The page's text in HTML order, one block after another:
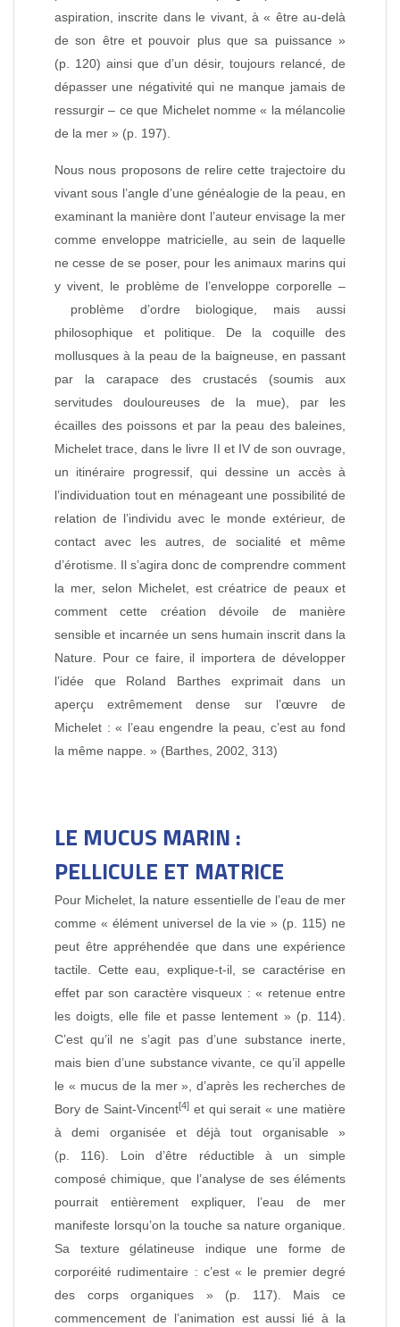
aspiration, inscrite dans le vivant, à « être au‑delà
de son être et pouvoir plus que sa puissance »
(p. 120) ainsi que d’un désir, toujours relancé, de
dépasser une négativité qui ne manque jamais de
ressurgir – ce que Michelet nomme « la mélancolie
de la mer » (p. 197).
Nous nous proposons de relire cette trajectoire du
vivant sous l’angle d’une généalogie de la peau, en
examinant la manière dont l’auteur envisage la mer
comme enveloppe matricielle, au sein de laquelle
ne cesse de se poser, pour les animaux marins qui
y vivent, le problème de l’enveloppe corporelle –
problème d’ordre biologique, mais aussi
philosophique et politique. De la coquille des
mollusques à la peau de la baigneuse, en passant
par la carapace des crustacés (soumis aux
servitudes douloureuses de la mue), par les
écailles des poissons et par la peau des baleines,
Michelet trace, dans le livre II et IV de son ouvrage,
un itinéraire progressif, qui dessine un accès à
l’individuation tout en ménageant une possibilité de
relation de l’individu avec le monde extérieur, de
contact avec les autres, de socialité et même
d’érotisme. Il s’agira donc de comprendre comment
la mer, selon Michelet, est créatrice de peaux et
comment cette création dévoile de manière
sensible et incarnée un sens humain inscrit dans la
Nature. Pour ce faire, il importera de développer
l’idée que Roland Barthes exprimait dans un
aperçu extrêmement dense sur l’œuvre de
Michelet : « l’eau engendre la peau, c’est au fond
la même nappe. » (Barthes, 2002, 313)
LE MUCUS MARIN :
PELLICULE ET MATRICE
Pour Michelet, la nature essentielle de l’eau de mer
comme « élément universel de la vie » (p. 115) ne
peut être appréhendée que dans une expérience
tactile. Cette eau, explique‑t‑il, se caractérise en
effet par son caractère visqueux : « retenue entre
les doigts, elle file et passe lentement » (p. 114).
C’est qu’il ne s’agit pas d’une substance inerte,
mais bien d’une substance vivante, ce qu’il appelle
le « mucus de la mer », d’après les recherches de
Bory de Saint‑Vincent[4]et qui serait « une matière
à demi organisée et déjà tout organisable »
(p. 116). Loin d’être réductible à un simple
composé chimique, que l’analyse de ses éléments
pourrait entièrement expliquer, l’eau de mer
manifeste lorsqu’on la touche sa nature organique.
Sa texture gélatineuse indique une forme de
corporéité rudimentaire : c’est « le premier degré
des corps organiques » (p. 117). Mais ce
commencement de l’animation est aussi lié à la